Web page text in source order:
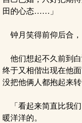
田的心态……」
钟月笑得前仰后合，
他们想起不久前到
终于又相偕出现在他
没把他俩人都抱起来转
「看起来简直比我们
暖洋洋的。